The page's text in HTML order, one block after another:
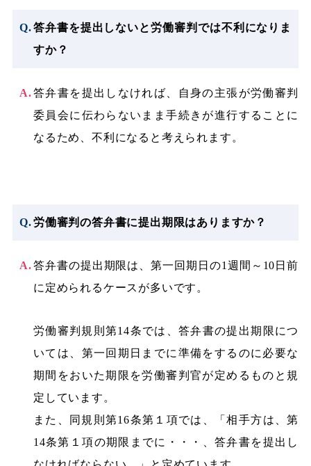
答弁書を提出しないと労働審判では不利になりま
すか？
答弁書を提出しなければ、自身の主張が労働審判
委員会に伝わらないまま手続きが進行することに
なるため、不利になると考えられます。
労働審判の答弁書に提出期限はありますか？
答弁書の提出期限は、第一回期日の1週間～10日前
に定められるケースが多いです。
労働審判規則第14条では、答弁書の提出期限につ
いては、第一回期日までに準備をするのに必要な
期間をおいた期限を労働審判官が定めるものと規
定しています。
また、同規則第16条第１項では、「相手方は、第
14条第１項の期限までに・・・、答弁書を提出し